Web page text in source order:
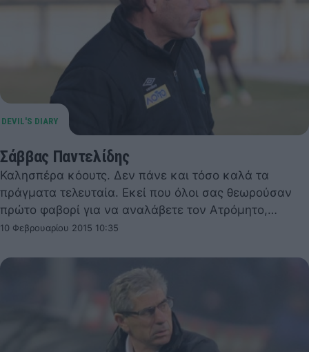
Σάββας Παντελίδης
Καλησπέρα κόουτς. Δεν πάνε και τόσο καλά τα
πράγματα τελευταία. Εκεί που όλοι σας θεωρούσαν
πρώτο φαβορί για να αναλάβετε τον Ατρόμητο,…
10 Φεβρουαρίου 2015 10:35